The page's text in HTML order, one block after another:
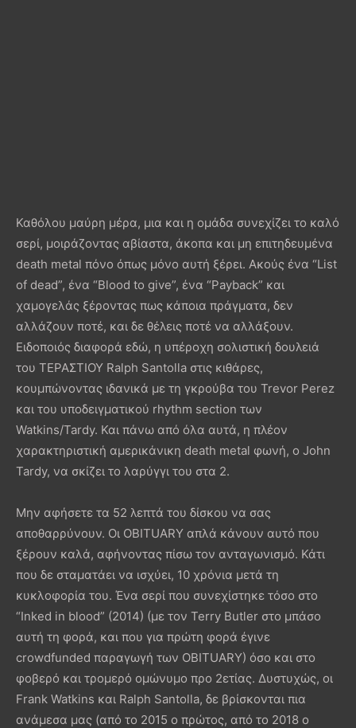
Καθόλου μαύρη μέρα, μια και η ομάδα συνεχίζει το καλό
σερί, μοιράζοντας αβίαστα, άκοπα και μη επιτηδευμένα
death metal πόνο όπως μόνο αυτή ξέρει. Ακούς ένα “List
of dead”, ένα “Blood to give”, ένα “Payback” και
χαμογελάς ξέροντας πως κάποια πράγματα, δεν
αλλάζουν ποτέ, και δε θέλεις ποτέ να αλλάξουν.
Ειδοποιός διαφορά εδώ, η υπέροχη σολιστική δουλειά
του ΤΕΡΑΣΤΙΟΥ Ralph Santolla στις κιθάρες,
κουμπώνοντας ιδανικά με τη γκρούβα του Trevor Perez
και του υποδειγματικού rhythm section των
Watkins/Tardy. Και πάνω από όλα αυτά, η πλέον
χαρακτηριστική αμερικάνικη death metal φωνή, ο John
Tardy, να σκίζει το λαρύγγι του στα 2.
Μην αφήσετε τα 52 λεπτά του δίσκου να σας
αποθαρρύνουν. Οι OBITUARY απλά κάνουν αυτό που
ξέρουν καλά, αφήνοντας πίσω τον ανταγωνισμό. Κάτι
που δε σταματάει να ισχύει, 10 χρόνια μετά τη
κυκλοφορία του. Ένα σερί που συνεχίστηκε τόσο στο
“Inked in blood” (2014) (με τον Terry Butler στο μπάσο
αυτή τη φορά, και που για πρώτη φορά έγινε
crowdfunded παραγωγή των OBITUARY) όσο και στο
φοβερό και τρομερό ομώνυμο προ 2ετίας. Δυστυχώς, οι
Frank Watkins και Ralph Santolla, δε βρίσκονται πια
ανάμεσα μας (από το 2015 ο πρώτος, από το 2018 ο